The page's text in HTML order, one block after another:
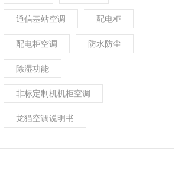
通信基站空调 配电柜
配电柜空调 防水防尘
除湿功能
非标定制机机柜空调
龙猫空调说明书